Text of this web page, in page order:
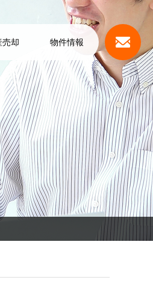
売却 物件情報